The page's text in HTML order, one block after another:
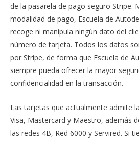
de la pasarela de pago seguro Stripe.
modalidad de pago, Escuela de
recoge ni manipula ningún dato del
número de tarjeta. Todos los datos
por Stripe, de forma que Escuela de
siempre pueda ofrecer la mayor
confidencialidad en la transacción.
Las tarjetas que actualmente admite
Visa, Mastercard y Maestro, además
las redes 4B, Red 6000 y Servired. Si